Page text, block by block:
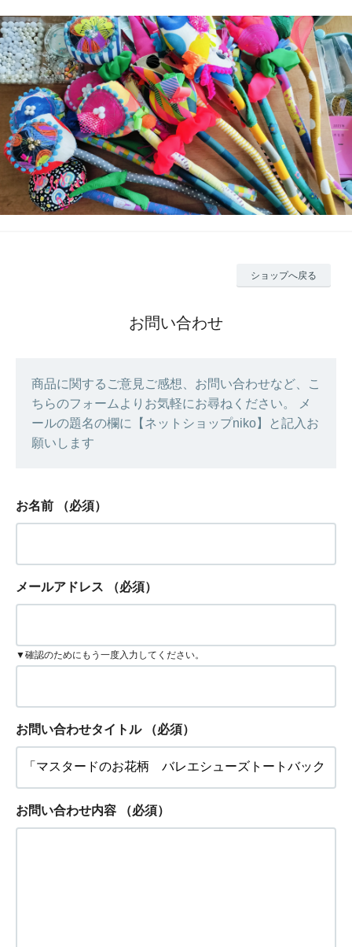
ショップへ戻る
お問い合わせ
商品に関するご意見ご感想、お問い合わせなど、こ
ちらのフォームよりお気軽にお尋ねください。 メ
ールの題名の欄に【ネットショップniko】と記入お
願いします
お名前 （必須）
メールアドレス （必須）
▼確認のためにもう一度入力してください。
お問い合わせタイトル （必須）
お問い合わせ内容 （必須）